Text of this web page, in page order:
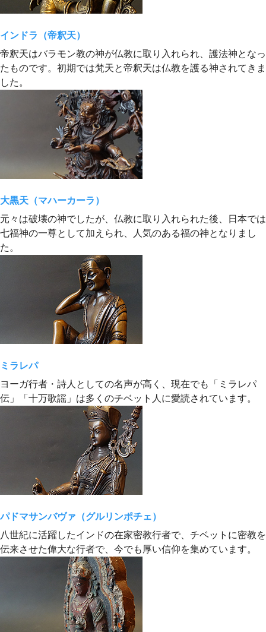
インドラ（帝釈天）
帝釈天はバラモン教の神が仏教に取り入れられ、護法神となっ
たものです。初期では梵天と帝釈天は仏教を護る神されてきま
した。
大黒天（マハーカーラ）
元々は破壊の神でしたが、仏教に取り入れられた後、日本では
七福神の一尊として加えられ、人気のある福の神となりまし
た。
ミラレパ
ヨーガ行者・詩人としての名声が高く、現在でも「ミラレパ
伝」「十万歌謡」は多くのチベット人に愛読されています。
パドマサンバヴァ（グルリンポチェ）
八世紀に活躍したインドの在家密教行者で、チベットに密教を
伝来させた偉大な行者で、今でも厚い信仰を集めています。